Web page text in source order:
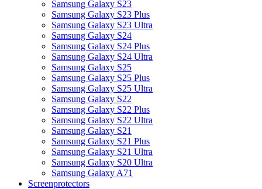
Samsung Galaxy S23
Samsung Galaxy S23 Plus
Samsung Galaxy S23 Ultra
Samsung Galaxy S24
Samsung Galaxy S24 Plus
Samsung Galaxy S24 Ultra
Samsung Galaxy S25
Samsung Galaxy S25 Plus
Samsung Galaxy S25 Ultra
Samsung Galaxy S22
Samsung Galaxy S22 Plus
Samsung Galaxy S22 Ultra
Samsung Galaxy S21
Samsung Galaxy S21 Plus
Samsung Galaxy S21 Ultra
Samsung Galaxy S20 Ultra
Samsung Galaxy A71
Screenprotectors